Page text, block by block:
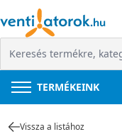
TERMÉKEINK
Vissza a listához